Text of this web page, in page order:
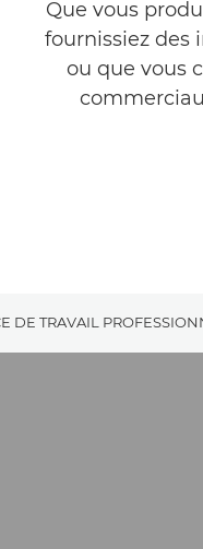
Que vous
fournissiez des
ou que vous
DE TRAVAIL